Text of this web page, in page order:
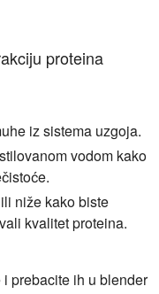
proteina
iz sistema uzgoja.
vodom kako
niže kako biste
kvalitet proteina.
prebacite ih u blender